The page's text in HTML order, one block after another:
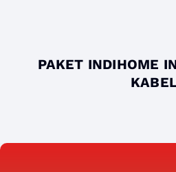
PAKET INDIHOME